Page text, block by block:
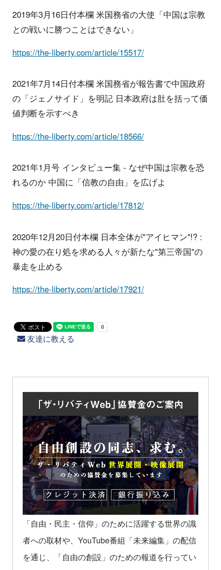
2019年3月16日付本欄 米国務省の大使「中国は宗教
との戦いに勝つことはできない」
https://the-liberty.com/article/15517/
2021年7月14日付本欄 米国務省が報告書で中国政府
の「ジェノサイド」を明記 日本政府は肚を括って価
値判断を示すべき
https://the-liberty.com/article/18566/
2021年1月号 インタビュー集 - なぜ中国は宗教を恐
れるのか 中国に「信教の自由」を広げよ
https://the-liberty.com/article/17812/
2020年12月20日付本欄 日本全体が"アイヒマン"!? :
神の愛の在り処を求める人々が新たな"第三帝国"の
暴走を止める
https://the-liberty.com/article/17921/
友達に教える
「自由・民主・信仰」のために活躍する世界の識
者への取材や、YouTube番組「未来編集」の配信
を通じ、「自由の創設」のための報道を行ってい